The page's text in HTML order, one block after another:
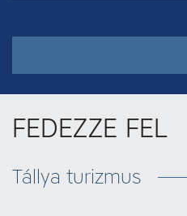
FEDEZZE FEL
Tállya turizmus